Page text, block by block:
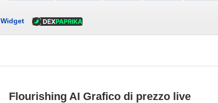
Widget
Flourishing AI Grafico di prezzo live